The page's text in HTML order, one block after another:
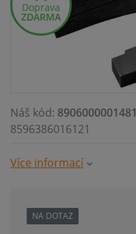
Doprava
ZDARMA
Náš kód: 8906000001481
8596386016121
Více informací
NA DOTAZ